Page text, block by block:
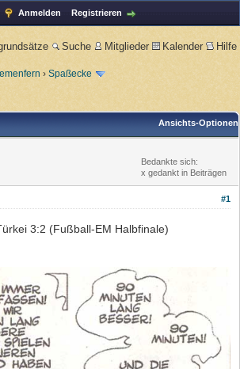
Anmelden Registrieren
Suche Mitglieder Kalender Hilfe
› Spaßecke
Ansichts-Optionen
Bedankte sich:
x gedankt in Beiträgen
#1
3:2 (Fußball-EM Halbfinale)